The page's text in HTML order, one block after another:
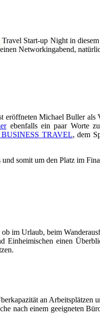
Travel Start-up Night in
Networkingabend,
eröffneten Michael Buller als
ebenfalls ein paar Worte
TRAVEL, dem
somit um den Platz im
im Urlaub, beim
einen
an Arbeitsplätzen
nach einem geeigneten